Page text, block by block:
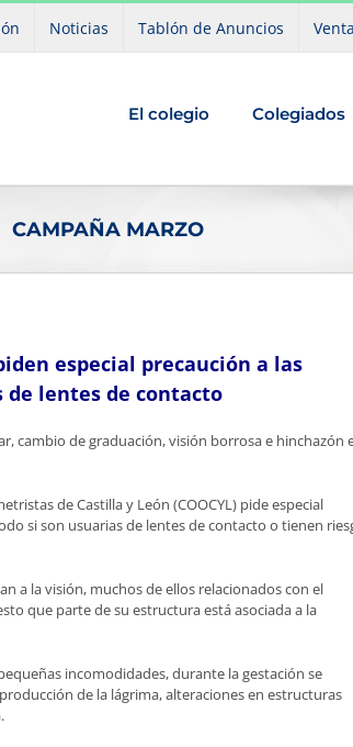
Noticias Tablón de Anuncios
El colegio Colegiados
CAMPAÑA MARZO
especial precaución a las
de lentes de contacto
cambio de graduación, visión borrosa e hinchazón
de Castilla y León (COOCYL) pide especial
si son usuarias de lentes de contacto o tienen
a la visión, muchos de ellos relacionados con el
que parte de su estructura está asociada a la
incomodidades, durante la gestación se
de la lágrima, alteraciones en estructuras